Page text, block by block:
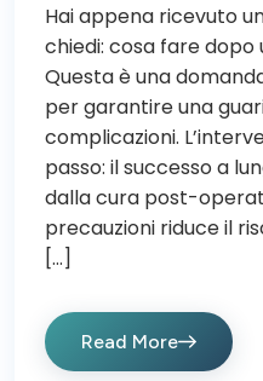
Hai appena ricevuto
chiedi: cosa fare
Questa è una
per garantire una
complicazioni.
passo: il successo a
dalla cura post-
precauzioni riduce il
[…]
Read More